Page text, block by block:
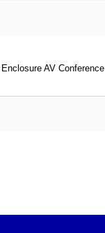
AV Conference